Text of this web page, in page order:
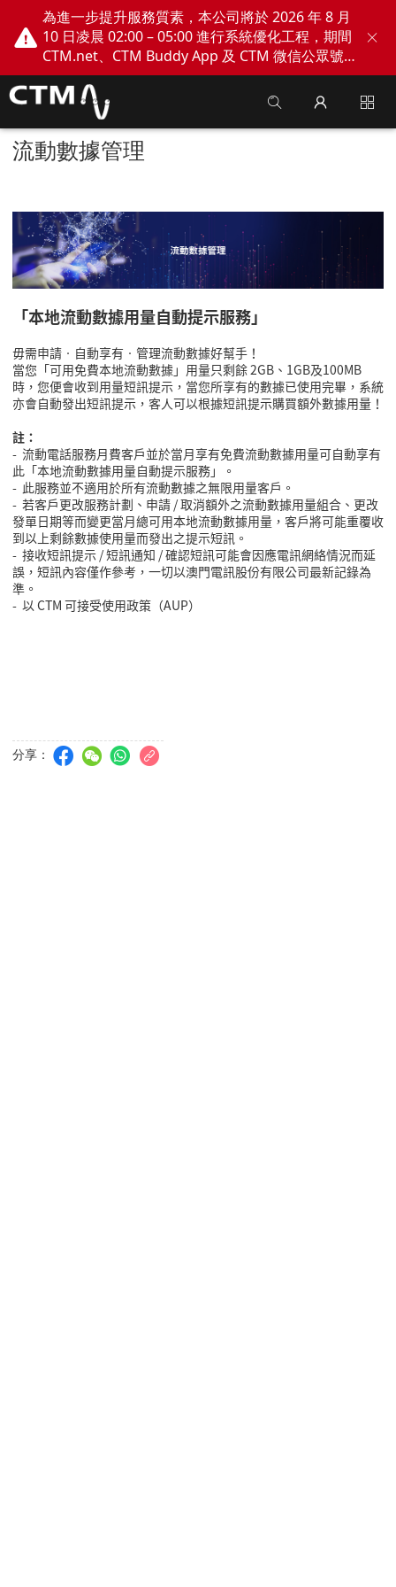
為進一步提升服務質素，本公司將於 2026 年 8 月
10 日凌晨 02:00 – 05:00 進行系統優化工程，期間
CTM.net、CTM Buddy App 及 CTM 微信公眾號
網上服務將會暫停。不便之處，敬請見諒！
流動數據管理
「本地流動數據用量自動提示服務」
毋需申請‧自動享有‧管理流動數據好幫手！
當您「可用免費本地流動數據」用量只剩餘2GB 、 1GB及100MB
時，您便會收到用量短訊提示， 當您所享有的數據已使用完畢，系統
亦會自動發出短訊提示，客人可以根據短訊提示購買額外數據用量 ！
註：
- 流動電話服務月費客戶並於當月享有免費流動數據用量可自動享有
此「本地流動數據用量自動提示服務」。
- 此服務並不適用於所有流動數據之無限用量客戶。
- 若客戶更改服務計劃、申請 /取消額外之流動數據用量組合、更改
發單日期等而變更當月總可用本地流動數據用量，客戶將可能重覆收
到以上剩餘數據使用量而發出之提示短訊。
- 接收短訊提示 /短訊通知 /確認短訊可能會因應電訊網絡情況而延
誤，短訊內容僅作參考，一切以澳門電訊股份有限公司最新記錄為
準。
- 以 CTM 可接受使用政策（AUP）
分享：